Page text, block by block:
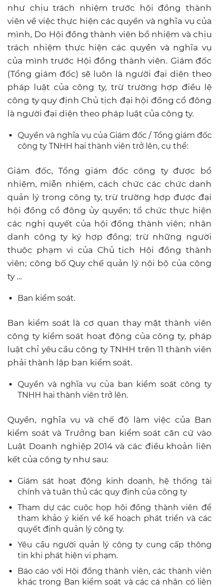
như chịu trách nhiệm trước hội đồng thành
viên về việc thực hiện các quyền và nghĩa vụ của
mình, Do Hội đồng thành viên bổ nhiệm và chịu
trách nhiệm thực hiện các quyền và nghĩa vụ
của mình trước Hội đồng thành viên. Giám đốc
(Tổng giám đốc) sẽ luôn là người đại diện theo
pháp luật của công ty, trừ trường hợp điều lệ
công ty quy định Chủ tịch đại hội đồng cổ đông
là người đại diện theo pháp luật của công ty.
Quyền và nghĩa vụ của Giám đốc / Tổng giám đốc
công ty TNHH hai thành viên trở lên, cụ thể:
Giám đốc, Tổng giám đốc công ty được bổ
nhiệm, miễn nhiệm, cách chức các chức danh
quản lý trong công ty, trừ trường hợp được đại
hội đồng cổ đông ủy quyền; tổ chức thực hiện
các nghị quyết của hội đồng thành viên; nhân
danh công ty ký hợp đồng; trừ những người
thuộc phạm vi của Chủ tịch Hội đồng thành
viên; công bố Quy chế quản lý nội bộ của công
ty …
Ban kiểm soát.
Ban kiểm soát là cơ quan thay mặt thành viên
công ty kiểm soát hoạt động của công ty, pháp
luật chỉ yêu cầu công ty TNHH trên 11 thành viên
phải thành lập ban kiểm soát.
Quyền và nghĩa vụ của ban kiểm soát công ty
TNHH hai thành viên trở lên.
Quyền, nghĩa vụ và chế độ làm việc của Ban
kiểm soát và Trưởng ban kiểm soát căn cứ vào
Luật Doanh nghiệp 2014 và các điều khoản liên
kết của công ty như sau:
Giám sát hoạt động kinh doanh, hệ thống tài
chính và tuân thủ các quy định của công ty
Tham dự các cuộc họp hội đồng thành viên để
tham khảo ý kiến ​​về kế hoạch phát triển và các
quyết định quản lý công ty.
Yêu cầu người quản lý công ty cung cấp thông
tin khi phát hiện vi phạm.
Báo cáo với Hội đồng thành viên, các thành viên
khác trong Ban kiểm soát và các cá nhân có liên